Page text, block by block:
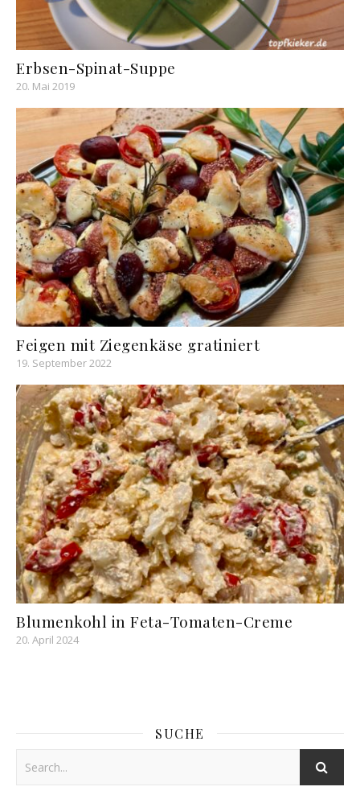
Erbsen-Spinat-Suppe
20. Mai 2019
Feigen mit Ziegenkäse gratiniert
19. September 2022
Blumenkohl in Feta-Tomaten-Creme
20. April 2024
SUCHE